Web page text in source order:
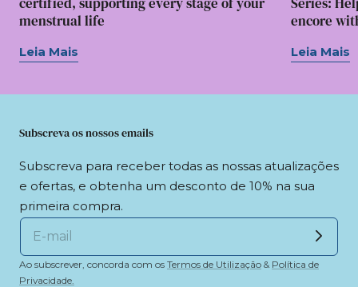
menstrual life
Leia Mais
encore
Leia Mais
Subscreva os nossos emails
Subscreva para receber todas as nossas atualizações
e ofertas, e obtenha um desconto de 10% na sua
primeira compra.
Ao subscrever, concorda com os Termos de Utilização & Política de
Privacidade.